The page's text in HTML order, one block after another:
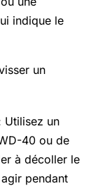
indique le
un
Utilisez un
40 ou de
à décoller le
pendant